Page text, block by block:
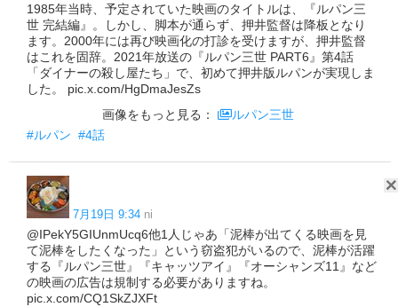
1985年当時、予定されていた映画のタイトルは、『ルパン三
世 完結編』。しかし、脚本が通らず、押井監督は降板となり
ます。2000年には再び映画化の打診を受けますが、押井監督
はこれを固辞。2021年放送の『ルパン三世 PART6』第4話
「ダイナーの殺し屋たち」で、初めて押井版ルパンが実現しま
した。 pic.x.com/HgDmaJesZs
画像をもっと見る：
ルパン三世
#ルパン #4話
7月19日 9:34 ni
@IPekY5GIUnmUcq6他1人じゃあ「泥棒が出てくる映画を見
て泥棒をしたくなった」という窃盗犯がいるので、泥棒が活躍
する『ルパン三世』『キャッツアイ』『オーシャンズ11』など
の映画の広告は規制する必要がありますね。
pic.x.com/CQ1SkZJXFt